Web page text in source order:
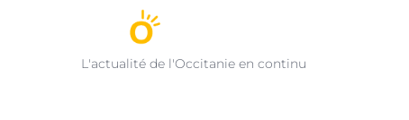
L'actualité de l'Occitanie en continu